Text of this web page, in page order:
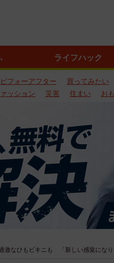
ライフハック
ビフォーアフター 買ってみたい
ッション 災害 住まい お
なひもビキニも 「新しい感覚になり